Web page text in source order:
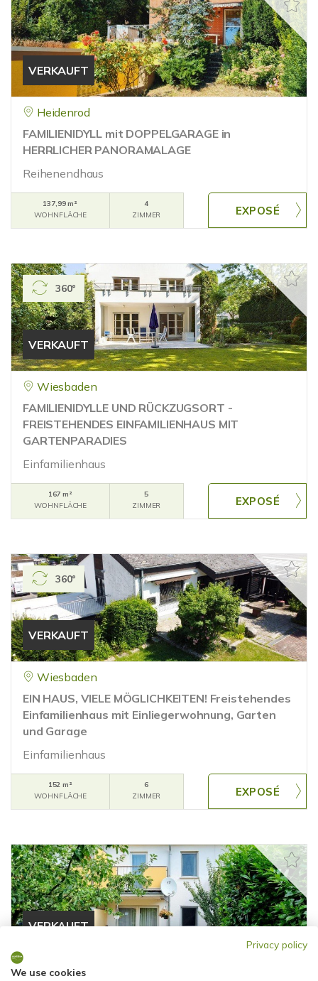
VERKAUFT
Heidenrod
FAMILIENIDYLL mit DOPPELGARAGE in
HERRLICHER PANORAMALAGE
Reihenendhaus
137,99 m²
WOHNFLÄCHE
4
ZIMMER
VERKAUFT
360°
Wiesbaden
FAMILIENIDYLLE UND RÜCKZUGSORT -
FREISTEHENDES EINFAMILIENHAUS MIT
GARTENPARADIES
Einfamilienhaus
167 m²
WOHNFLÄCHE
5
ZIMMER
VERKAUFT
360°
Wiesbaden
EIN HAUS, VIELE MÖGLICHKEITEN! Freistehendes
Einfamilienhaus mit Einliegerwohnung, Garten
und Garage
Einfamilienhaus
152 m²
WOHNFLÄCHE
6
ZIMMER
VERKAUFT
Frankfurt am Main
Privacy policy
We use cookies